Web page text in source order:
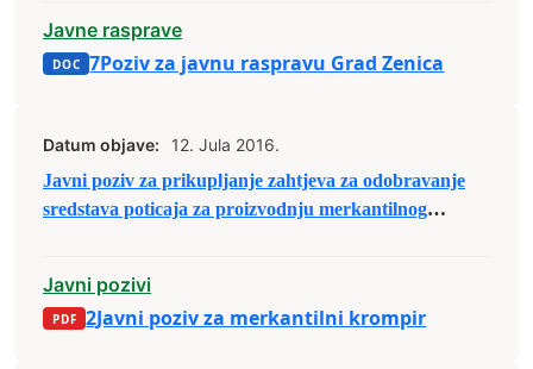
Javne rasprave
7Poziv za javnu raspravu Grad Zenica
Datum objave:
12. Jula 2016.
Javni poziv za prikupljanje zahtjeva za odobravanje
sredstava poticaja za proizvodnju merkantilnog
Javni pozivi
2Javni poziv za merkantilni krompir